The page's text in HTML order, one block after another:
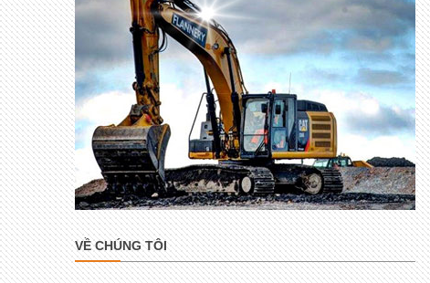
VỀ CHÚNG TÔI